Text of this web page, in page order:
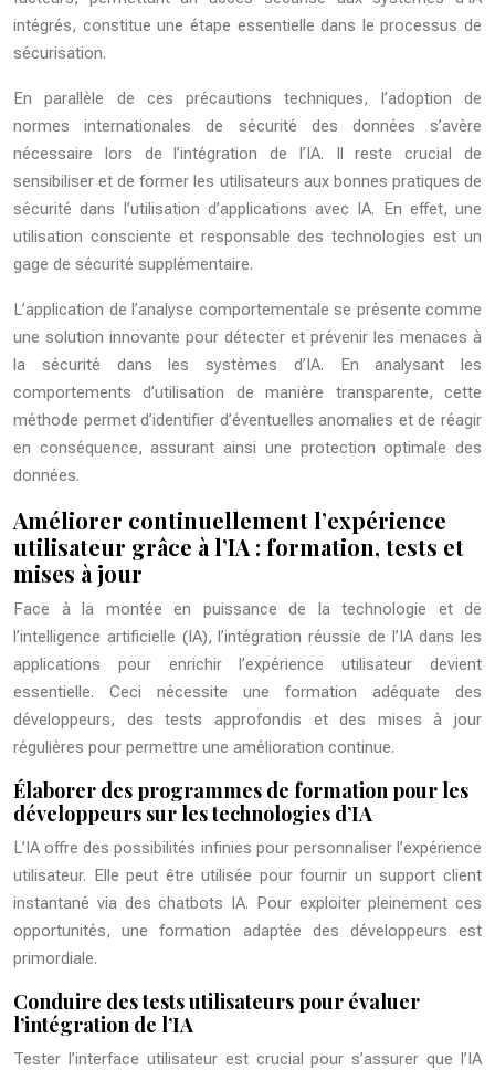
intégrés, constitue une étape essentielle dans le processus de
sécurisation.
En parallèle de ces précautions techniques, l’adoption de
normes internationales de sécurité des données s’avère
nécessaire lors de l’intégration de l’IA. Il reste crucial de
sensibiliser et de former les utilisateurs aux bonnes pratiques de
sécurité dans l’utilisation d’applications avec IA. En effet, une
utilisation consciente et responsable des technologies est un
gage de sécurité supplémentaire.
L’application de l’analyse comportementale se présente comme
une solution innovante pour détecter et prévenir les menaces à
la sécurité dans les systèmes d’IA. En analysant les
comportements d’utilisation de manière transparente, cette
méthode permet d’identifier d’éventuelles anomalies et de réagir
en conséquence, assurant ainsi une protection optimale des
données.
Améliorer continuellement l’expérience
utilisateur grâce à l’IA : formation, tests et
mises à jour
Face à la montée en puissance de la technologie et de
l’intelligence artificielle (IA), l’intégration réussie de l’IA dans les
applications pour enrichir l’expérience utilisateur devient
essentielle. Ceci nécessite une formation adéquate des
développeurs, des tests approfondis et des mises à jour
régulières pour permettre une amélioration continue.
Élaborer des programmes de formation pour les
développeurs sur les technologies d’IA
L’IA offre des possibilités infinies pour personnaliser l’expérience
utilisateur. Elle peut être utilisée pour fournir un support client
instantané via des chatbots IA. Pour exploiter pleinement ces
opportunités, une formation adaptée des développeurs est
primordiale.
Conduire des tests utilisateurs pour évaluer
l’intégration de l’IA
Tester l’interface utilisateur est crucial pour s’assurer que l’IA